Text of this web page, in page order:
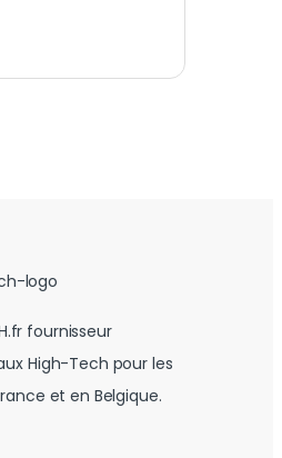
fournisseur
High-Tech pour les
et en Belgique.